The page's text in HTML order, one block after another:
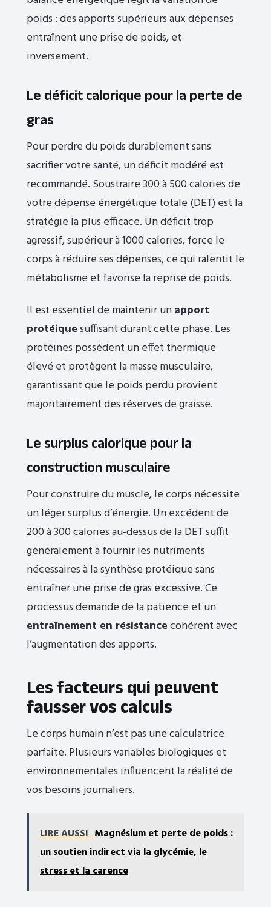
poids : des apports supérieurs aux dépenses
entraînent une prise de poids, et
inversement.
Le déficit calorique pour la perte de
gras
Pour perdre du poids durablement sans
sacrifier votre santé, un déficit modéré est
recommandé. Soustraire 300 à 500 calories de
votre dépense énergétique totale (DET) est la
stratégie la plus efficace. Un déficit trop
agressif, supérieur à 1000 calories, force le
corps à réduire ses dépenses, ce qui ralentit le
métabolisme et favorise la reprise de poids.
Il est essentiel de maintenir unapport
protéiquesuffisant durant cette phase. Les
protéines possèdent un effet thermique
élevé et protègent la masse musculaire,
garantissant que le poids perdu provient
majoritairement des réserves de graisse.
Le surplus calorique pour la
construction musculaire
Pour construire du muscle, le corps nécessite
un léger surplus d’énergie. Un excédent de
200 à 300 calories au-dessus de la DET suffit
généralement à fournir les nutriments
nécessaires à la synthèse protéique sans
entraîner une prise de gras excessive. Ce
processus demande de la patience et un
entraînement en résistancecohérent avec
l’augmentation des apports.
Les facteurs qui peuvent
fausser vos calculs
Le corps humain n’est pas une calculatrice
parfaite. Plusieurs variables biologiques et
environnementales influencent la réalité de
vos besoins journaliers.
LIRE AUSSI Magnésium et perte de poids :
un soutien indirect via la glycémie, le
stress et la carence